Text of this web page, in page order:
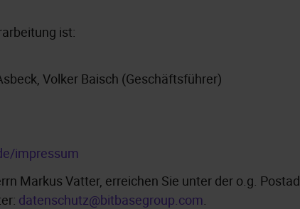
ist:
Volker Baisch (Geschäftsführer)
impressum
Markus Vatter, erreichen Sie unter der o.g.
datenschutz@bitbasegroup.com.